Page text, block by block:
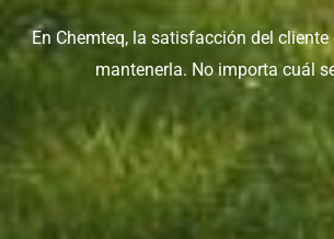
En Chemteq, la satisfacción del
mantenerla. No importa cuál